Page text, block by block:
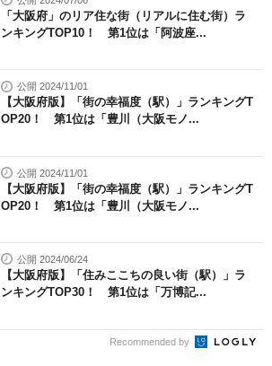
「大阪府」のリア住な街（リアルに住む街）ラ
ンキングTOP10！ 第1位は「阿波座...
公開 2024/11/01
【大阪府版】「街の幸福度（駅）」ランキングT
OP20！ 第1位は「豊川（大阪モノ...
公開 2024/11/01
【大阪府版】「街の幸福度（駅）」ランキングT
OP20！ 第1位は「豊川（大阪モノ...
公開 2024/06/24
【大阪府版】「住みここちの良い街（駅）」ラ
ンキングTOP30！ 第1位は「万博記...
Recommended by